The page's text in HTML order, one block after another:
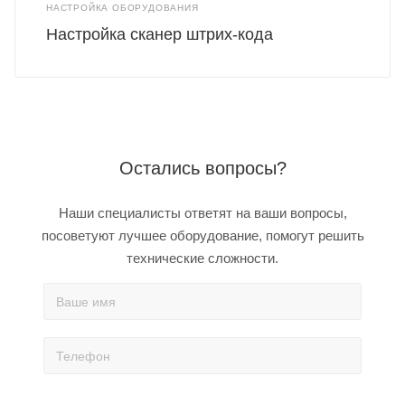
НАСТРОЙКА ОБОРУДОВАНИЯ
Настройка сканер штрих-кода
Остались вопросы?
Наши специалисты ответят на ваши вопросы,
посоветуют лучшее оборудование, помогут решить
технические сложности.